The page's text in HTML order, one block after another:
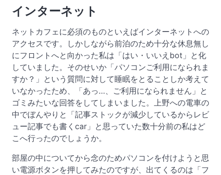
インターネット
ネットカフェに必須のものといえばインターネットへの
アクセスです。しかしながら前泊のため十分な休息無し
にフロントへと向かった私は「はい・いいえbot」と化
していました。そのせいか「パソコンご利用になられま
すか？」という質問に対して睡眠をとることしか考えて
いなかったため、「あっ…、ご利用になられません」と
ゴミみたいな回答をしてしまいました。上野への電車の
中でぼんやりと「記事ストックが減少しているからレビ
ュー記事でも書くcar」と思っていた数十分前の私はど
こへ行ったのでしょうか。
部屋の中についてから念のためパソコンを付けようと思
い電源ボタンを押してみたのですが、出てくるのは「フ